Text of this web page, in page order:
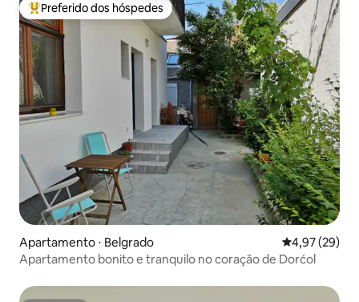
Entre os melhores preferidos dos hóspedes
Preferido dos hóspedes
Apartamento ⋅ Belgrado 4,97 de uma
4,97 (29)
Apartamento bonito e tranquilo no coração de Dorćol